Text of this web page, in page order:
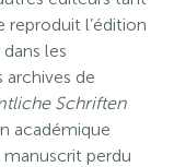
reproduit l’édition
les
de
Schriften
académique
perdu